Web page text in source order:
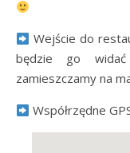
Wejście do
będzie go widać
zamieszczamy na
Współrzędne